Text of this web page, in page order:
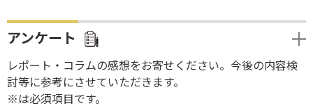
アンケート
レポート・コラムの感想をお寄せください。今後の内容検
討等に参考にさせていただきます。
※は必須項目です。